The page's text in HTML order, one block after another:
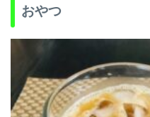
おやつ